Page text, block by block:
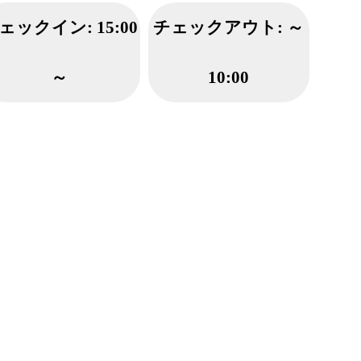
ックイン: 15:00
～
チェックアウト: ～
10:00